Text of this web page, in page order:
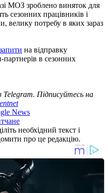
МОЗ зроблено виняток для
сезонних працівників і
велику потребу в яких зараз
на відправку
партнерів в сезонних
Telegram. Підписуйтесь на
News
необхідний текст і
про це редакцію.